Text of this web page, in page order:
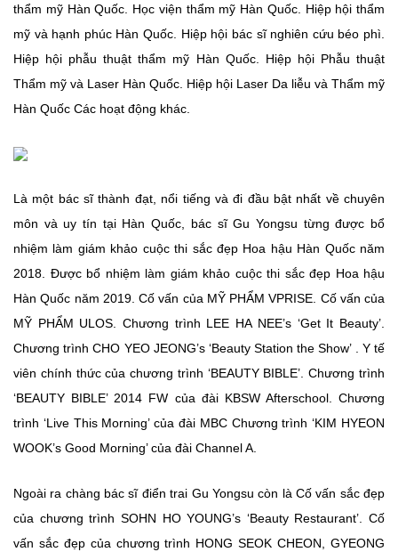
thẩm mỹ Hàn Quốc. Học viện thẩm mỹ Hàn Quốc. Hiệp hội thẩm
mỹ và hạnh phúc Hàn Quốc. Hiệp hội bác sĩ nghiên cứu béo phì.
Hiệp hội phẫu thuật thẩm mỹ Hàn Quốc. Hiệp hội Phẫu thuật
Thẩm mỹ và Laser Hàn Quốc. Hiệp hội Laser Da liễu và Thẩm mỹ
Hàn Quốc Các hoạt động khác.
Là một bác sĩ thành đạt, nổi tiếng và đi đầu bật nhất về chuyên
môn và uy tín tại Hàn Quốc, bác sĩ Gu Yongsu từng được bổ
nhiệm làm giám khảo cuộc thi sắc đẹp Hoa hậu Hàn Quốc năm
2018. Được bổ nhiệm làm giám khảo cuộc thi sắc đẹp Hoa hậu
Hàn Quốc năm 2019. Cố vấn của MỸ PHẨM VPRISE. Cố vấn của
MỸ PHẨM ULOS. Chương trình LEE HA NEE’s ‘Get It Beauty’.
Chương trình CHO YEO JEONG’s ‘Beauty Station the Show’ . Y tế
viên chính thức của chương trình ‘BEAUTY BIBLE’. Chương trình
‘BEAUTY BIBLE’ 2014 FW của đài KBSW Afterschool. Chương
trình ‘Live This Morning’ của đài MBC Chương trình ‘KIM HYEON
WOOK’s Good Morning’ của đài Channel A.
Ngoài ra chàng bác sĩ điển trai Gu Yongsu còn là Cố vấn sắc đẹp
của chương trình SOHN HO YOUNG’s ‘Beauty Restaurant’. Cố
vấn sắc đẹp của chương trình HONG SEOK CHEON, GYEONG